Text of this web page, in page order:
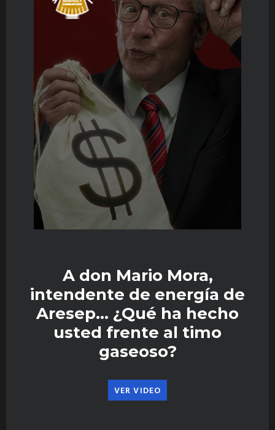
A don Mario Mora,
intendente de energía de
Aresep… ¿Qué ha hecho
usted frente al timo
gaseoso?
VER VIDEO